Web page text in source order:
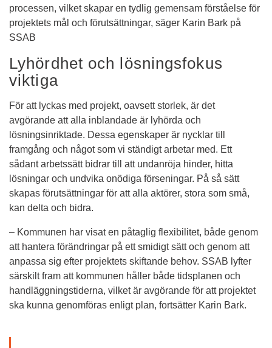
processen, vilket skapar en tydlig gemensam förståelse för
projektets mål och förutsättningar, säger Karin Bark på
SSAB
Lyhördhet och lösningsfokus
viktiga
För att lyckas med projekt, oavsett storlek, är det
avgörande att alla inblandade är lyhörda och
lösningsinriktade. Dessa egenskaper är nycklar till
framgång och något som vi ständigt arbetar med. Ett
sådant arbetssätt bidrar till att undanröja hinder, hitta
lösningar och undvika onödiga förseningar. På så sätt
skapas förutsättningar för att alla aktörer, stora som små,
kan delta och bidra.
– Kommunen har visat en påtaglig flexibilitet, både genom
att hantera förändringar på ett smidigt sätt och genom att
anpassa sig efter projektets skiftande behov. SSAB lyfter
särskilt fram att kommunen håller både tidsplanen och
handläggningstiderna, vilket är avgörande för att projektet
ska kunna genomföras enligt plan, fortsätter Karin Bark.